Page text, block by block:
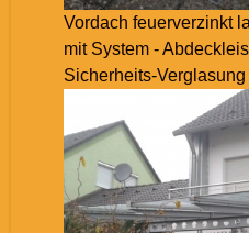
Vordach feuerverzinkt
mit System -
Sicherheits-